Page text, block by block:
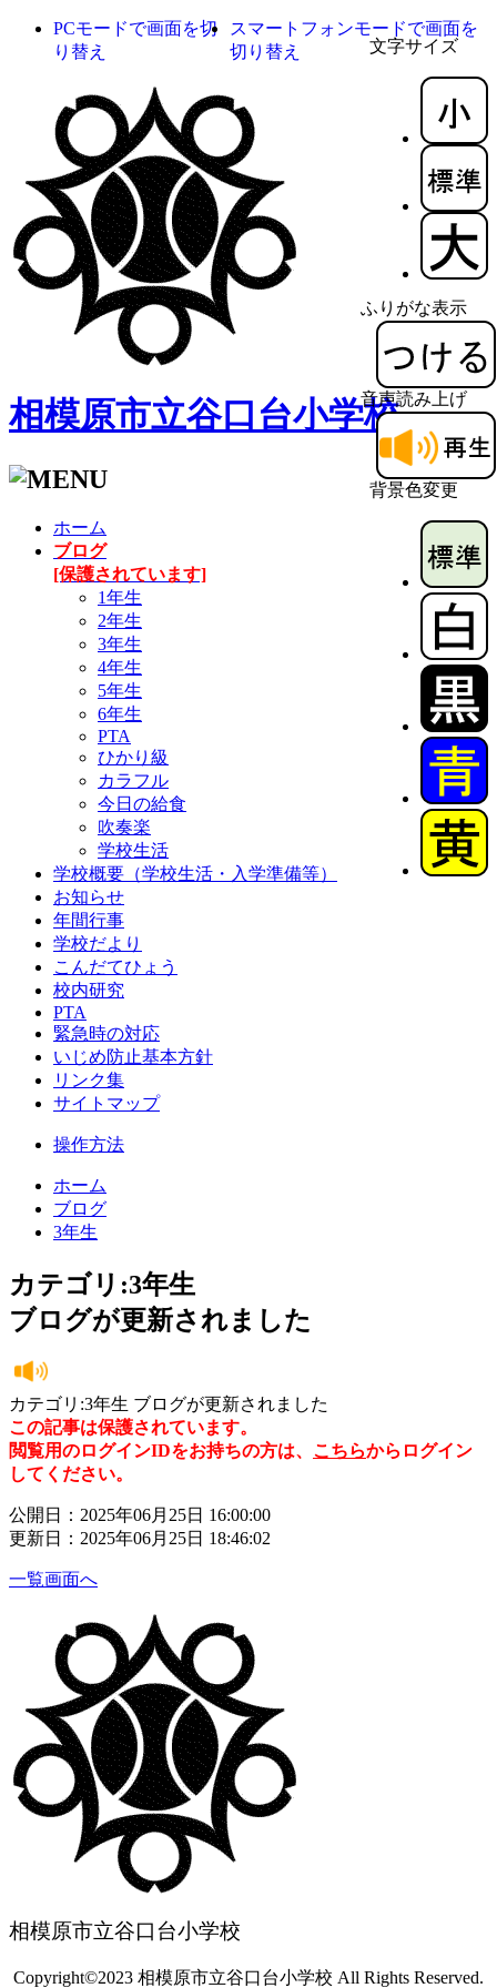
文字サイズ
ふりがな表示
音声読み上げ
背景色変更
PCモードで画面を切
り替え
スマートフォンモードで画面を
切り替え
相模原市立谷口台小学校
ホーム
ブログ
[保護されています]
1年生
2年生
3年生
4年生
5年生
6年生
PTA
ひかり級
カラフル
今日の給食
吹奏楽
学校生活
学校概要（学校生活・入学準備等）
お知らせ
年間行事
学校だより
こんだてひょう
校内研究
PTA
緊急時の対応
いじめ防止基本方針
リンク集
サイトマップ
操作方法
ホーム
ブログ
3年生
カテゴリ:3年生
ブログが更新されました
カテゴリ:3年生 ブログが更新されました
この記事は保護されています。
閲覧用のログインIDをお持ちの方は、 こちらからログイン
してください。
公開日：2025年06月25日 16:00:00
更新日：2025年06月25日 18:46:02
一覧画面へ
相模原市立谷口台小学校
Copyright©2023 相模原市立谷口台小学校 All Rights Reserved.